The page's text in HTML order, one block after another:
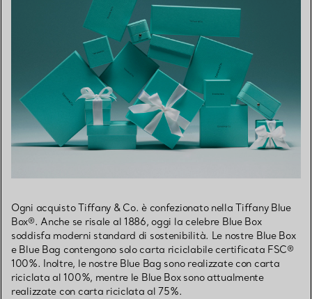
Ogni acquisto Tiffany & Co. è confezionato nella Tiffany Blue
Box®. Anche se risale al 1886, oggi la celebre Blue Box
soddisfa moderni standard di sostenibilità. Le nostre Blue Box
e Blue Bag contengono solo carta riciclabile certificata FSC®
100%. Inoltre, le nostre Blue Bag sono realizzate con carta
riciclata al 100%, mentre le Blue Box sono attualmente
realizzate con carta riciclata al 75%.